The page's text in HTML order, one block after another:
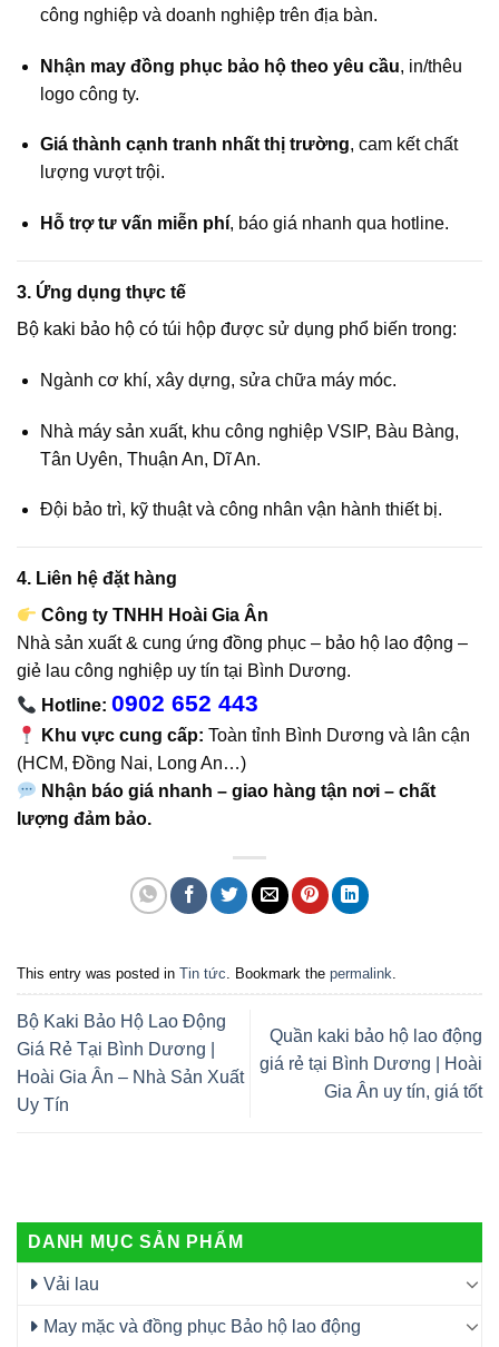
công nghiệp và doanh nghiệp trên địa bàn.
Nhận may đồng phục bảo hộ theo yêu cầu, in/thêu
logo công ty.
Giá thành cạnh tranh nhất thị trường, cam kết chất
lượng vượt trội.
Hỗ trợ tư vấn miễn phí, báo giá nhanh qua hotline.
3. Ứng dụng thực tế
Bộ kaki bảo hộ có túi hộp được sử dụng phổ biến trong:
Ngành cơ khí, xây dựng, sửa chữa máy móc.
Nhà máy sản xuất, khu công nghiệp VSIP, Bàu Bàng,
Tân Uyên, Thuận An, Dĩ An.
Đội bảo trì, kỹ thuật và công nhân vận hành thiết bị.
4. Liên hệ đặt hàng
Công ty TNHH Hoài Gia Ân
Nhà sản xuất & cung ứng đồng phục – bảo hộ lao động –
giẻ lau công nghiệp uy tín tại Bình Dương.
Hotline: 0902 652 443
Khu vực cung cấp: Toàn tỉnh Bình Dương và lân cận
(HCM, Đồng Nai, Long An…)
Nhận báo giá nhanh – giao hàng tận nơi – chất
lượng đảm bảo.
This entry was posted in Tin tức . Bookmark the permalink
Bộ Kaki Bảo Hộ Lao Động
Giá Rẻ Tại Bình Dương |
Hoài Gia Ân – Nhà Sản Xuất
Uy Tín
Quần kaki bảo hộ lao động
giá rẻ tại Bình Dương | Hoài
Gia Ân uy tín, giá tốt
DANH MỤC SẢN PHẨM
Vải lau
May mặc và đồng phục Bảo hộ lao động